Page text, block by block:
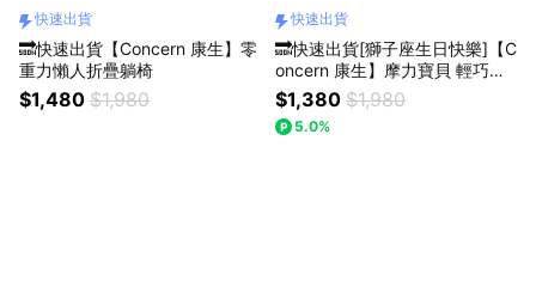
快速出貨
🔜快速出貨【Concern 康生】零
重力懶人折疊躺椅
$1,480 $1,980
快速出貨
🔜快速出貨[獅子座生日快樂]【C
oncern 康生】摩力寶貝 輕巧按
摩披肩 (多色任選)
$1,380 $1,980
5.0%